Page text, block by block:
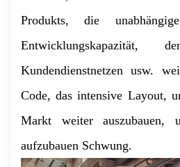
Produkts, die
Kundendienstnetzen usw.
Code, das intensive Layout,
Markt weiter auszubauen,
aufzubauen Schwung.